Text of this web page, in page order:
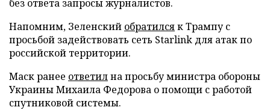
без ответа запросы журналистов.
Напомним, Зеленский обратилсяк Трампу с
просьбой задействовать сеть Starlink для атак по
российской территории.
Маск ранее ответилна просьбу министра обороны
Украины Михаила Федорова о помощи с работой
спутниковой системы.